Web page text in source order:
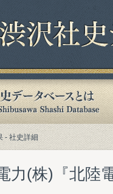
- 社史詳細
力(株)『北陸